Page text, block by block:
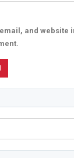
and website